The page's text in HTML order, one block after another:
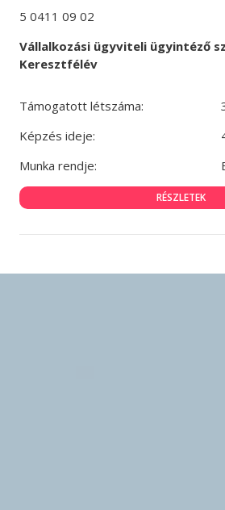
5 0411 09 02
Vállalkozási ügyviteli ügyintéző
Keresztfélév
Támogatott létszáma:
Képzés ideje:
Munka rendje:
RÉSZLETEK